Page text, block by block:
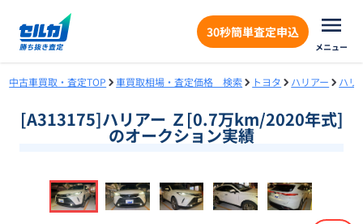
30秒簡単査定申込
メニュー
中古車買取・査定TOP 車買取相場・査定価格 検索 トヨタ ハリアー ハリ
[A313175]ハリアー Ｚ[0.7万km/2020年式]
のオークション実績
1/18